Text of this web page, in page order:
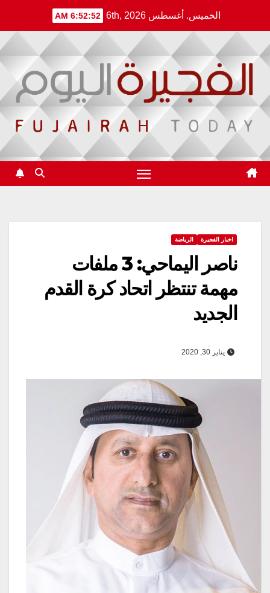
content
الخميس. أغسطس 6th, 2026 6:52:52 AM
اخبار الفجيرة الرياضة
ناصر اليماحي: 3 ملفات
مهمة تنتظر اتحاد كرة القدم
الجديد
يناير 30, 2020